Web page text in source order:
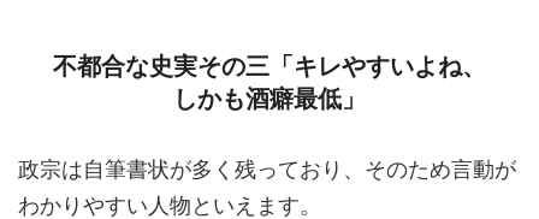
不都合な史実その三「キレやすいよね、
しかも酒癖最低」
政宗は自筆書状が多く残っており、そのため言動が
わかりやすい人物といえます。